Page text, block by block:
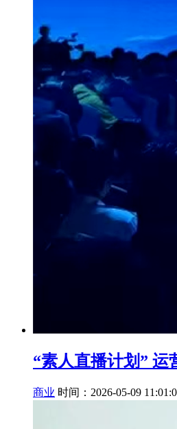
“素人直播计划” 运
商业 时间：2026-05-09